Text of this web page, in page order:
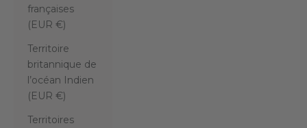
françaises
(EUR €)
Territoire
britannique de
l’océan Indien
(EUR €)
Territoires